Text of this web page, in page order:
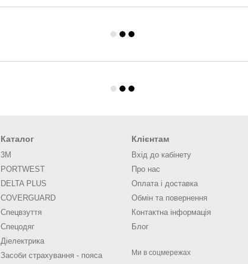
Каталог
3M
PORTWEST
DELTA PLUS
COVERGUARD
Спецвзуття
Спецодяг
Діелектрика
Засоби страхування - пояса
Клієнтам
Вхід до кабінету
Про нас
Оплата і доставка
Обмін та повернення
Контактна інформація
Блог
Ми в соцмережах